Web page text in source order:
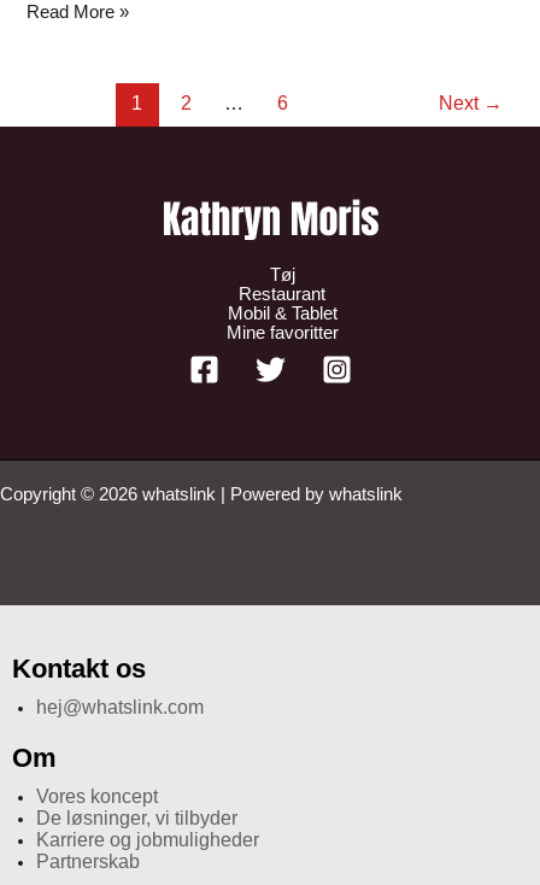
Read More »
1 2 … 6 Next →
Tøj
Restaurant
Mobil & Tablet
Mine favoritter
Copyright © 2026 whatslink | Powered by whatslink
Kontakt os
hej@whatslink.com
Om
Vores koncept
De løsninger, vi tilbyder
Karriere og jobmuligheder
Partnerskab